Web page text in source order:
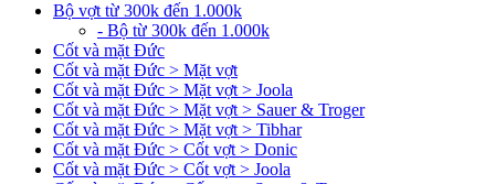
Bộ vợt từ 300k đến 1.000k
- Bộ từ 300k đến 1.000k
Cốt và mặt Đức
Cốt và mặt Đức > Mặt vợt
Cốt và mặt Đức > Mặt vợt > Joola
Cốt và mặt Đức > Mặt vợt > Sauer & Troger
Cốt và mặt Đức > Mặt vợt > Tibhar
Cốt và mặt Đức > Cốt vợt > Donic
Cốt và mặt Đức > Cốt vợt > Joola